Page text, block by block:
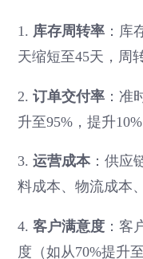
1. 库存周转率 ：库
天缩短至45天，周
2.订单交付率 ：准
升至95%，提升10%
3.运营成本：供应
料成本、物流成本
4.客户满意度 ：客
度（如从70%提升